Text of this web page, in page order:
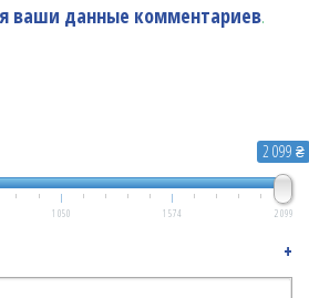
ваши данные комментариев.
2 099 ₴
1 050 1 574 2 099
+